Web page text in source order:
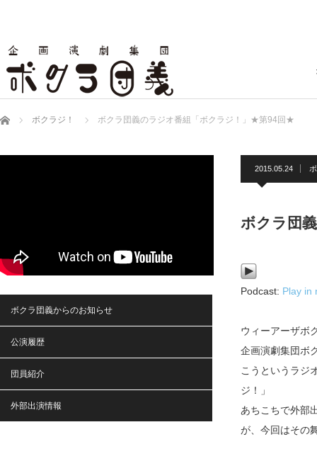
ホーム ボクラジ！ ボクラ団義のラジオ番組「ボクラジ！」★第94回★
2015.05.24
ボクラ団
Podcast: Play in
ウィーアーザボ
企画演劇集団ボ
こうというラジ
ジ！」
あちこちで外部
が、今回はその
ボクラ団義からのお知らせ
公演履歴
団員紹介
外部出演情報